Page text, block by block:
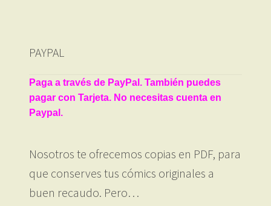
PAYPAL
Paga a través de PayPal. También puedes
pagar con Tarjeta. No necesitas cuenta en
Paypal.
Nosotros te ofrecemos copias en PDF, para
que conserves tus cómics originales a
buen recaudo. Pero…